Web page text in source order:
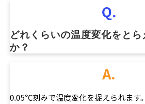
Q.
どれくらいの温度変化をと
か？
A.
0.05℃刻みで温度変化を捉えられます